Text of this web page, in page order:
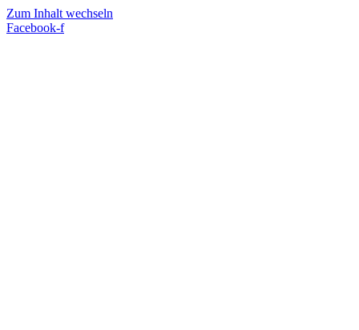
Zum Inhalt wechseln
Facebook-f